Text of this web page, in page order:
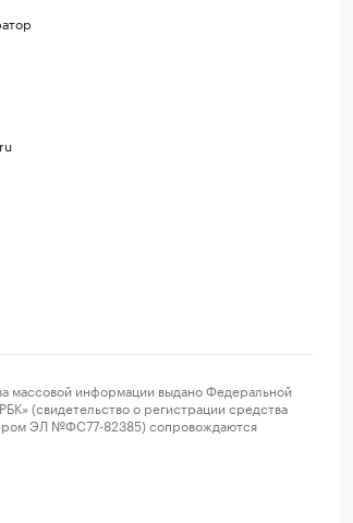
информации выдано Федеральной
(свидетельство о регистрации средства
ЭЛ №ФС77-82385) сопровождаются